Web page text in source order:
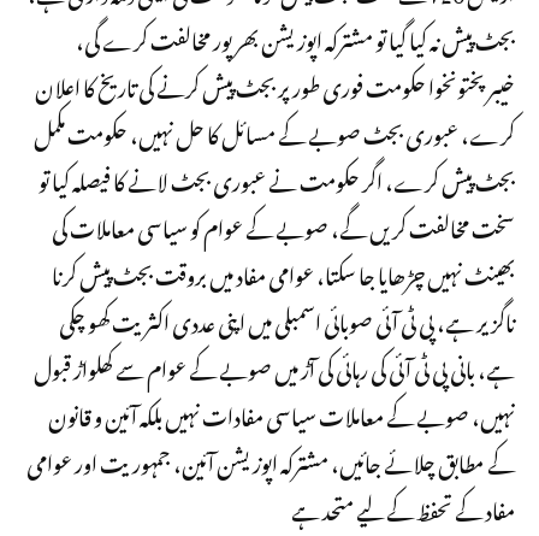
بجٹ پیش نہ کیا گیا تو مشترکہ اپوزیشن بھرپور مخالفت کرے گی،
خیبرپختونخوا حکومت فوری طور پر بجٹ پیش کرنے کی تاریخ کا اعلان
کرے، عبوری بجٹ صوبے کے مسائل کا حل نہیں، حکومت مکمل
بجٹ پیش کرے، اگر حکومت نے عبوری بجٹ لانے کا فیصلہ کیا تو
سخت مخالفت کریں گے، صوبے کے عوام کو سیاسی معاملات کی
بھینٹ نہیں چڑھایا جا سکتا، عوامی مفاد میں بروقت بجٹ پیش کرنا
ناگزیر ہے، پی ٹی آئی صوبائی اسمبلی میں اپنی عددی اکثریت کھو چکی
ہے، بانی پی ٹی آئی کی رہائی کی آڑ میں صوبے کے عوام سے کھلواڑ قبول
نہیں، صوبے کے معاملات سیاسی مفادات نہیں بلکہ آئین و قانون
کے مطابق چلائے جائیں، مشترکہ اپوزیشن آئین، جمہوریت اور عوامی
مفاد کے تحفظ کے لیے متحد ہے